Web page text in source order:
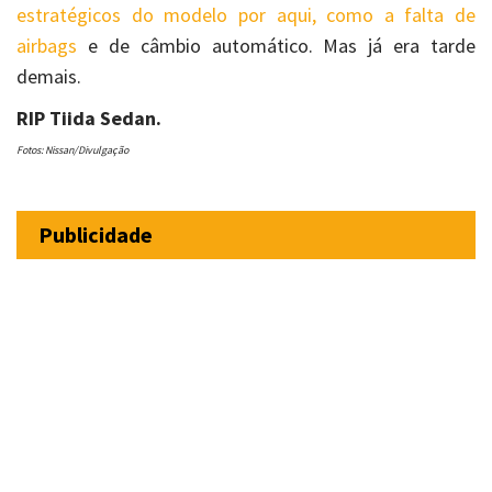
estratégicos do modelo por aqui, como a falta de
airbags e de câmbio automático. Mas já era tarde
demais.
RIP Tiida Sedan.
Fotos: Nissan/Divulgação
Publicidade